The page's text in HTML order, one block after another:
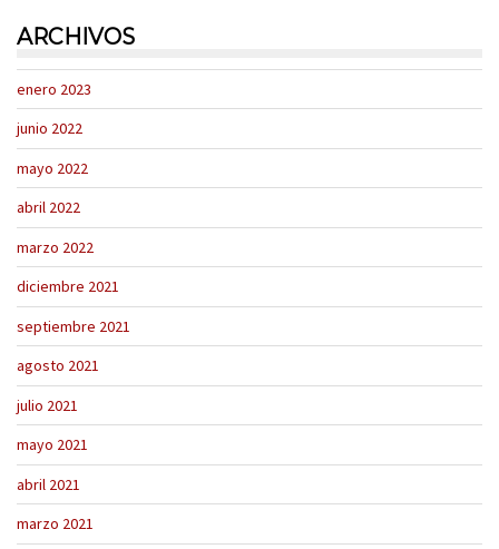
ARCHIVOS
enero 2023
junio 2022
mayo 2022
abril 2022
marzo 2022
diciembre 2021
septiembre 2021
agosto 2021
julio 2021
mayo 2021
abril 2021
marzo 2021